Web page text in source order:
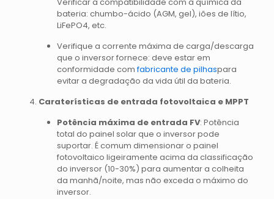
bateria: chumbo-ácido (AGM, gel), iões de lítio,
LiFePO4, etc.
Verifique a corrente máxima de carga/descarga
que o inversor fornece: deve estar em
conformidade comfabricante de pilhaspara
evitar a degradação da vida útil da bateria.
Caraterísticas de entrada fotovoltaica e MPPT
Potência máxima de entrada FV: Potência
total do painel solar que o inversor pode
suportar. É comum dimensionar o painel
fotovoltaico ligeiramente acima da classificação
do inversor (10-30%) para aumentar a colheita
da manhã/noite, mas não exceda o máximo do
inversor.